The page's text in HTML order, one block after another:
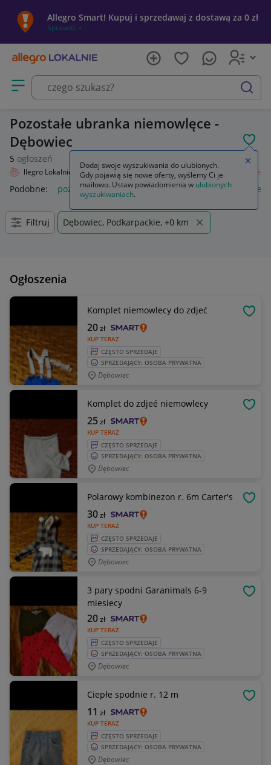
Allegro Smart! Kupuj i sprzedawaj z dostawą za 0 zł
Sprawdź »
Otwórz menu z kategoriami
szukaj
Pozostałe ubranka niemowlęce -
Dębowiec
5 ogłoszeń
Allegro Lokalnie Dziecko Odzież Odzież niemowlęca Pozostałe
Podobne: pozostałe łóżka pozostałe pozostałe miasta i
Filtruj Dębowiec, Podkarpackie, +0 km
Ogłoszenia
Komplet niemowlecy do zdjeć
KUP TERAZ
20zł
CZĘSTO SPRZEDAJE
SPRZEDAJĄCY: OSOBA PRYWATNA
Dębowiec
Komplet do zdjeé niemowlecy
KUP TERAZ
25zł
CZĘSTO SPRZEDAJE
SPRZEDAJĄCY: OSOBA PRYWATNA
Dębowiec
Polarowy kombinezon r. 6m Carter's
KUP TERAZ
30zł
CZĘSTO SPRZEDAJE
SPRZEDAJĄCY: OSOBA PRYWATNA
Dębowiec
3 pary spodni Garanimals 6-9
miesiecy
KUP TERAZ
20zł
CZĘSTO SPRZEDAJE
SPRZEDAJĄCY: OSOBA PRYWATNA
Dębowiec
Ciepłe spodnie r. 12 m
KUP TERAZ
11 zł
CZĘSTO SPRZEDAJE
SPRZEDAJĄCY: OSOBA PRYWATNA
Dębowiec
Dodaj swoje wyszukiwania do ulubionych.
Gdy pojawią się nowe oferty, wyślemy Ci je
mailowo. Ustaw powiadomienia w ulubionych
wyszukiwaniach.